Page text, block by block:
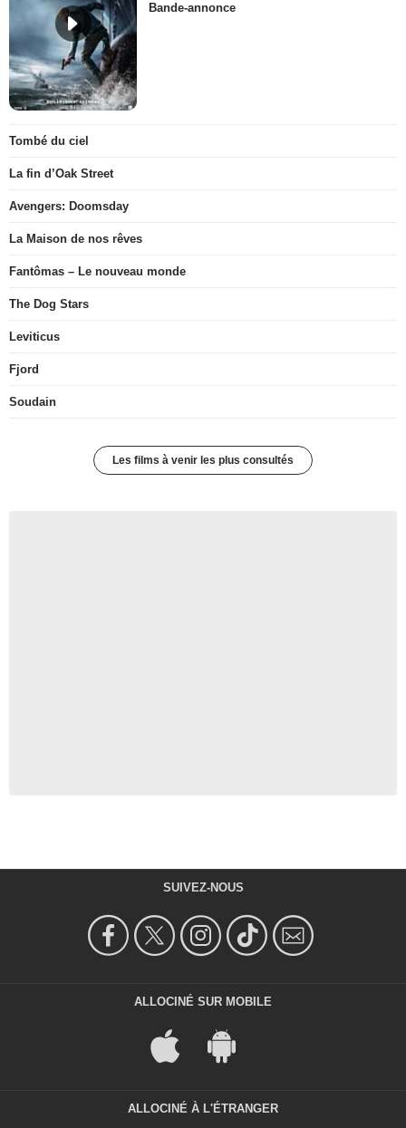
Bande-annonce
Tombé du ciel
La fin d’Oak Street
Avengers: Doomsday
La Maison de nos rêves
Fantômas – Le nouveau monde
The Dog Stars
Leviticus
Fjord
Soudain
Les films à venir les plus consultés
SUIVEZ-NOUS
ALLOCINÉ SUR MOBILE
ALLOCINÉ À L'ÉTRANGER